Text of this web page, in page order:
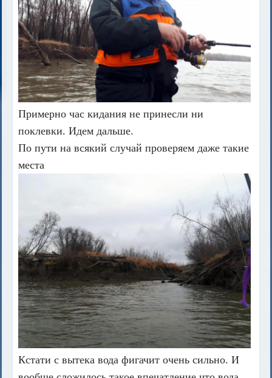
Примерно час кидания не принесли ни
поклевки. Идем дальше.
По пути на всякий случай проверяем даже такие
места
Кстати с вытека вода фигачит очень сильно. И